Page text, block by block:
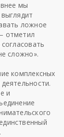
мы
ложное
отметил
сложно».
комплексных
и